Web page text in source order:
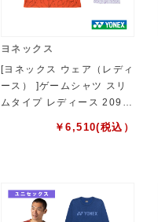
ヨネックス
[ヨネックス ウェア（レディ
ース） ]ゲームシャツ スリ
ムタイプ レディース 2098
￥6,510(税込）